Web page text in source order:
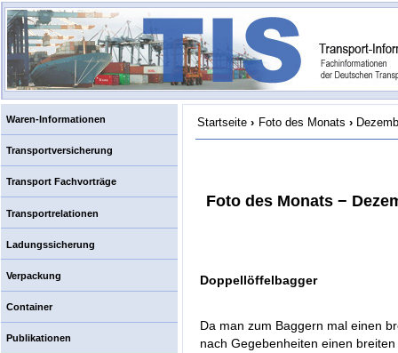
Waren-Informationen
Transportversicherung
Transport Fachvorträge
Transportrelationen
Ladungssicherung
Verpackung
Container
Publikationen
Startseite › Foto des Monats ›
Foto des Monats −
Doppellöffelbagger
Da man zum Baggern mal einen
nach Gegebenheiten einen